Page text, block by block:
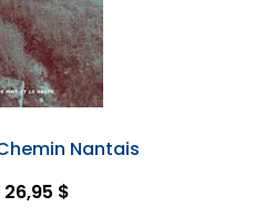
Nantais
26,95 $